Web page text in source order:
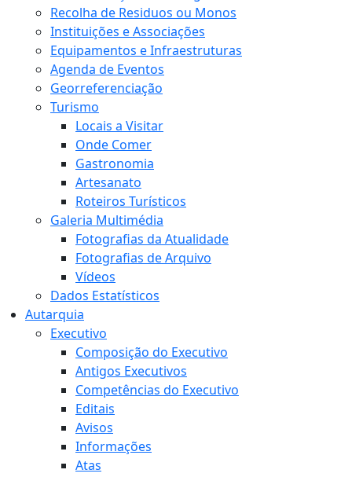
Recolha de Residuos ou Monos
Instituições e Associações
Equipamentos e Infraestruturas
Agenda de Eventos
Georreferenciação
Turismo
Locais a Visitar
Onde Comer
Gastronomia
Artesanato
Roteiros Turísticos
Galeria Multimédia
Fotografias da Atualidade
Fotografias de Arquivo
Vídeos
Dados Estatísticos
Autarquia
Executivo
Composição do Executivo
Antigos Executivos
Competências do Executivo
Editais
Avisos
Informações
Atas